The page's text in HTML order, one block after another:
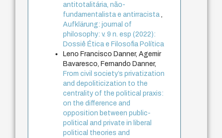
antitotalitária, não-
fundamentalista e antirracista
Aufklärung: journal of
philosophy: v. 9 n. esp (2022):
Dossiê Ética e Filosofia Política
Leno Francisco Danner, Agemir
Bavaresco, Fernando Danner,
From civil society’s privatization
and depoliticization to the
centrality of the political praxis:
on the difference and
opposition between public-
political and private in liberal
political theories and